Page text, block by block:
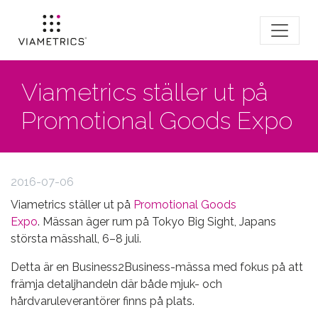
Viametrics ställer ut på
Promotional Goods Expo
2016-07-06
Viametrics ställer ut på Promotional Goods
Expo. Mässan äger rum på Tokyo Big Sight, Japans
största mässhall, 6–8 juli.
Detta är en Business2Business-mässa med fokus på att
främja detaljhandeln där både mjuk- och
hårdvaruleverantörer finns på plats.